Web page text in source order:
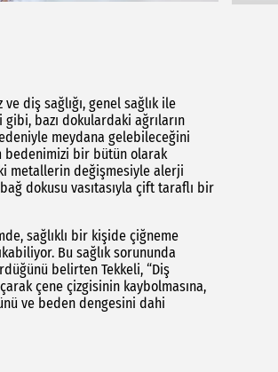
diş sağlığı, genel sağlık ile
bazı dokulardaki ağrıların
meydana gelebileceğini
bedenimizi bir bütün olarak
metallerin değişmesiyle alerji
dokusu vasıtasıyla çift taraflı bir
sağlıklı bir kişide çiğneme
Bu sağlık sorununda
belirten Tekkeli, “Diş
çene çizgisinin kaybolmasına,
ve beden dengesini dahi